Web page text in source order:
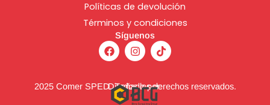
Políticas de devolución
Términos y condiciones
Síguenos
F
a
c
b
o
I
n
s
a
g
T
i
k
o
2025 Comer SPED. Todos los derechos reservados.
Diseñado por: